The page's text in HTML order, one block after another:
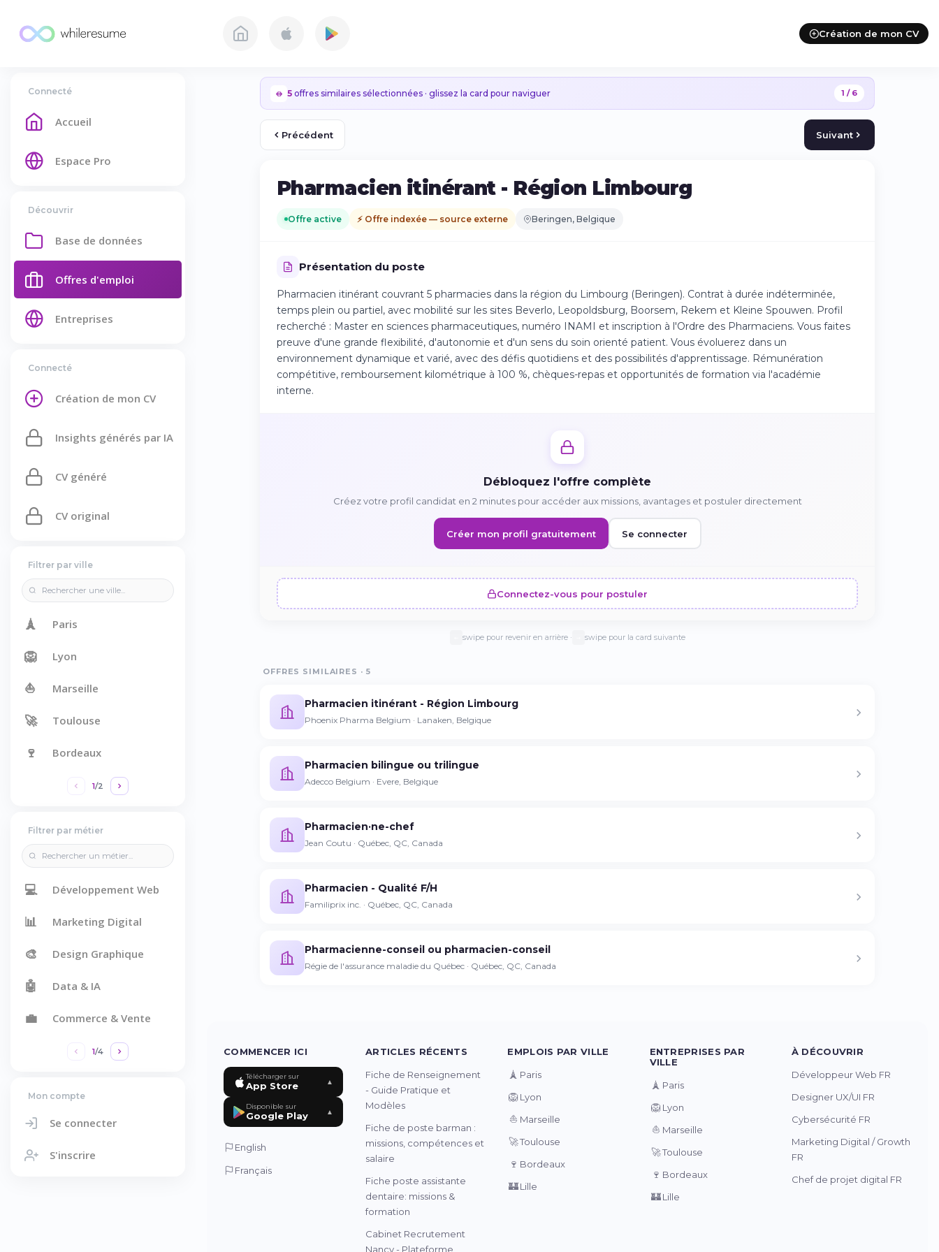
Création de mon CV
Connecté
Accueil
Espace Pro
Découvrir
Base de données
Offres d'emploi
Entreprises
Connecté
Création de mon CV
Insights générés par IA
CV généré
CV original
Filtrer par ville
🗼 Paris
🦁 Lyon
⛵ Marseille
🚀 Toulouse
🍷 Bordeaux
1/2
Filtrer par métier
💻 Développement Web
📊 Marketing Digital
🎨 Design Graphique
🤖 Data & IA
💼 Commerce & Vente
1/4
Mon compte
Se connecter
S'inscrire
5 offres similaires sélectionnées · glissez la card pour naviguer 1 / 6
Précédent Suivant
Pharmacien itinérant - Région Limbourg
Offre active ⚡ Offre indexée — source externe Beringen, Belgique
Présentation du poste
Pharmacien itinérant couvrant 5 pharmacies dans la région du Limbourg (Beringen). Contrat à durée indéterminée,
temps plein ou partiel, avec mobilité sur les sites Beverlo, Leopoldsburg, Boorsem, Rekem et Kleine Spouwen. Profil
recherché : Master en sciences pharmaceutiques, numéro INAMI et inscription à l'Ordre des Pharmaciens. Vous faites
preuve d'une grande flexibilité, d'autonomie et d'un sens du soin orienté patient. Vous évoluerez dans un
environnement dynamique et varié, avec des défis quotidiens et des possibilités d'apprentissage. Rémunération
compétitive, remboursement kilométrique à 100 %, chèques-repas et opportunités de formation via l'académie
interne.
Débloquez l'offre complète
Créez votre profil candidat en 2 minutes pour accéder aux missions, avantages et postuler directement
Créer mon profil gratuitement Se connecter
Connectez-vous pour postuler
swipe pour revenir en arrière · swipe pour la card suivante
OFFRES SIMILAIRES · 5
Pharmacien itinérant - Région Limbourg
Phoenix Pharma Belgium · Lanaken, Belgique
Pharmacien bilingue ou trilingue
Adecco Belgium · Evere, Belgique
Pharmacien·ne-chef
Jean Coutu · Québec, QC, Canada
Pharmacien - Qualité F/H
Familiprix inc. · Québec, QC, Canada
Pharmacienne-conseil ou pharmacien-conseil
Régie de l'assurance maladie du Québec · Québec, QC, Canada
Téléchargez l'app sur l'App Store
Téléchargez l'app sur Google Play
Se connecter sur le web
COMMENCER ICI
Télécharger sur
App Store ▲
Disponible sur
Google Play ▲
English
Français
ARTICLES RÉCENTS
Fiche de Renseignement
- Guide Pratique et
Modèles
Fiche de poste barman :
missions, compétences et
salaire
Fiche poste assistante
dentaire: missions &
formation
Cabinet Recrutement
Nancy - Plateforme
EMPLOIS PAR VILLE
🗼 Paris
🦁 Lyon
⛵ Marseille
🚀Toulouse
🍷 Bordeaux
🏰Lille
ENTREPRISES PAR
VILLE
🗼 Paris
🦁 Lyon
⛵ Marseille
🚀Toulouse
🍷 Bordeaux
🏰 Lille
À DÉCOUVRIR
Développeur Web FR
Designer UX/UI FR
Cybersécurité FR
Marketing Digital / Growth
FR
Chef de projet digital FR